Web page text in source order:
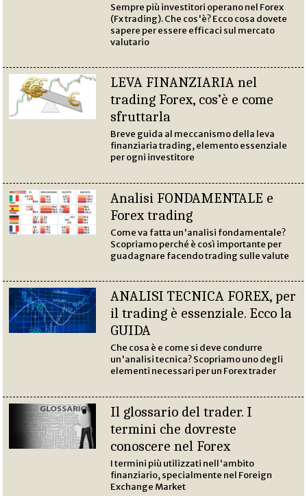
Sempre più investitori operano nel Forex
(Fx trading). Che cos'è? Ecco cosa dovete
sapere per essere efficaci sul mercato
valutario
LEVA FINANZIARIA nel
trading Forex, cos’è e come
sfruttarla
Breve guida al meccanismo della leva
finanziaria trading, elemento essenziale
per ogni investitore
Analisi FONDAMENTALE e
Forex trading
Come va fatta un'analisi fondamentale?
Scopriamo perché è così importante per
guadagnare facendo trading sulle valute
ANALISI TECNICA FOREX, per
il trading è essenziale. Ecco la
GUIDA
Che cosa è e come si deve condurre
un'analisi tecnica? Scopriamo uno degli
elementi necessari per un Forex trader
Il glossario del trader. I
termini che dovreste
conoscere nel Forex
I termini più utilizzati nell'ambito
finanziario, specialmente nel Foreign
Exchange Market